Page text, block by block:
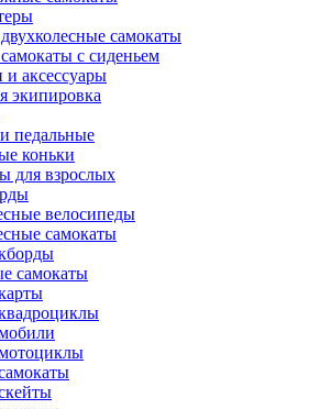
самокаты
с сиденьем
и аксессуары
экипировка
педальные
коньки
для взрослых
велосипеды
самокаты
самокаты